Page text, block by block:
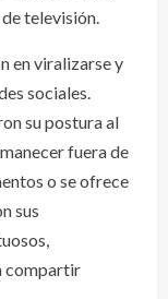
televisión.
en viralizarse y
sociales.
su postura al
fuera de
o se ofrece
sus
compartir